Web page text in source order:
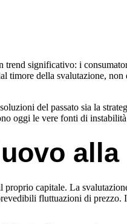
significativo: i
timore della svalutazione, non
del passato sia la
oggi le vere fonti di
capitale. La
fluttuazioni di prezzo.